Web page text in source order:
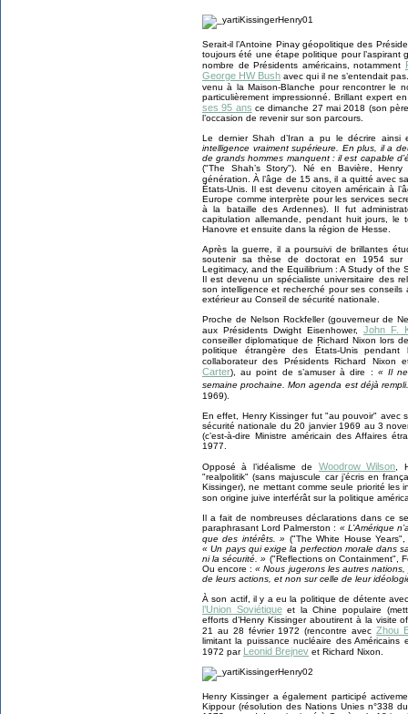
Serait-il l’Antoine Pinay géopolitique des
toujours été une étape politique pour
nombre de Présidents américains, notamment
George HW Bush avec qui il ne s’entendait
venu à la Maison-Blanche pour rencontrer le
particulièrement impressionné. Brillant expert
ses 95 ans ce dimanche 27 mai 2018 (son
l’occasion de revenir sur son parcours.
Le dernier Shah d’Iran a pu le décrire
intelligence vraiment supérieure. En plus, il a
de grands hommes manquent : il est capable
("The Shah’s Story"). Né en Bavière,
génération. À l’âge de 15 ans, il a quitté avec
États-Unis. Il est devenu citoyen américain à
Europe comme interprète pour les services
à la bataille des Ardennes). Il fut
capitulation allemande, pendant huit jours,
Hanovre et ensuite dans la région de Hesse.
Après la guerre, il a poursuivi de brillantes
soutenir sa thèse de doctorat en 1954
Legitimacy, and the Equilibrium : A Study of the
Il est devenu un spécialiste universitaire des
son intelligence et recherché pour ses
extérieur au Conseil de sécurité nationale.
Proche de Nelson Rockfeller (gouverneur de
aux Présidents Dwight Eisenhower, John F.
conseiller diplomatique de Richard Nixon lors
politique étrangère des États-Unis
collaborateur des Présidents Richard Nixon
Carter), au point de s’amuser à dire : « Il
semaine prochaine. Mon agenda est déjà
1969).
En effet, Henry Kissinger fut "au pouvoir" avec
sécurité nationale du 20 janvier 1969 au 3
(c’est-à-dire Ministre américain des Affaires
1977.
Opposé à l’idéalisme de Woodrow Wilson ,
"realpolitik" (sans majuscule car j’écris en
Kissinger), ne mettant comme seule priorité les
son origine juive interférât sur la politique
Il a fait de nombreuses déclarations dans ce
paraphrasant Lord Palmerston : « L’Amérique
que des intérêts. » ("The White House
« Un pays qui exige la perfection morale dans
ni la sécurité. » ("Reflections on Containment",
Ou encore :« Nous jugerons les autres
de leurs actions, et non sur celle de leur
À son actif, il y a eu la politique de détente
l’Union Soviétiqueet la Chine populaire
efforts d’Henry Kissinger aboutirent à la visite
21 au 28 février 1972 (rencontre avecZhou
limitant la puissance nucléaire des
1972 par Leonid Brejnev et Richard Nixon.
Henry Kissinger a également participé
Kippour (résolution des Nations Unies n°338